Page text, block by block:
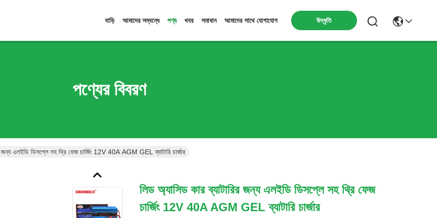
বাড়ি আমাদের সম্বন্ধে পণ্য খবর সমাধান আমাদের সাথে যোগাযোগ উদ্ধৃতি
পণ্যের বিবরণ
জন্য এলইডি ডিসপ্লে সহ থ্রি ফেজ চার্জিং 12V 40A AGM GEL ব্যাটারি চার্জার
লিড অ্যাসিড কার ব্যাটারির জন্য এলইডি ডিসপ্লে সহ থ্রি ফেজ
চার্জিং 12V 40A AGM GEL ব্যাটারি চার্জার